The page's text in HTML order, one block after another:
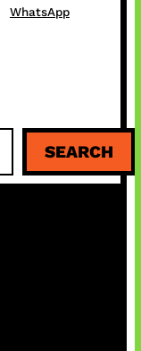
WhatsApp
SEARCH